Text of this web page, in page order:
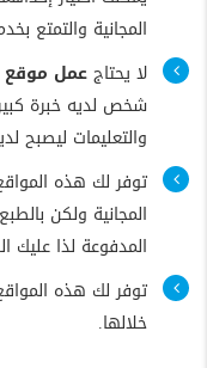
المجانية والتمتع
لا يحتاجعمل موقع
شخص لديه خبرة
والتعليمات
توفر لك هذه
المجانية ولكن
المدفوعة لذا عليك
توفر لك هذه
خلالها.